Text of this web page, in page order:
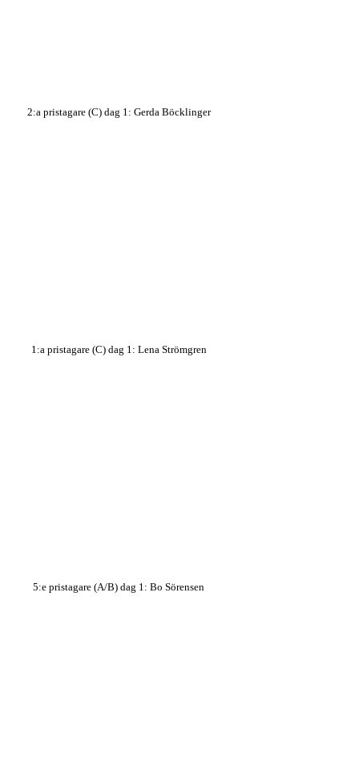
2:a pristagare (C) dag 1: Gerda Böcklinger
1:a pristagare (C) dag 1: Lena Strömgren
5:e pristagare (A/B) dag 1: Bo Sörensen